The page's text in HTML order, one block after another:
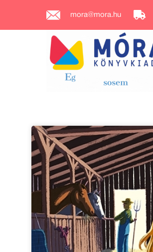
mora@mora.hu